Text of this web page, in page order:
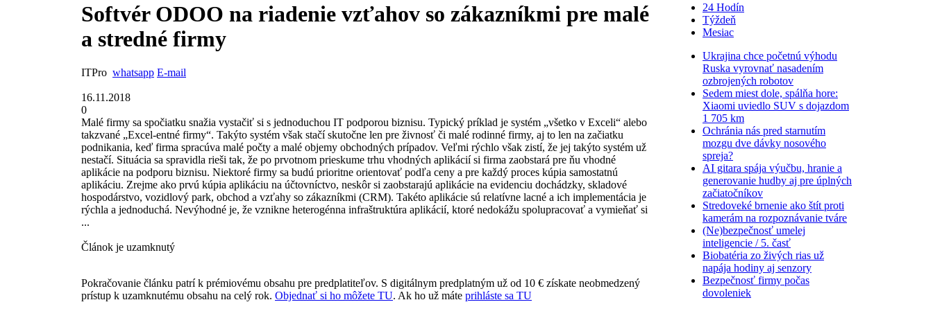
Softvér ODOO na riadenie vzťahov so zákazníkmi pre malé
a stredné firmy
ITPro whatsapp E-mail
16.11.2018
0
Malé firmy sa spočiatku snažia vystačiť si s jednoduchou IT podporou biznisu. Typický príklad je systém „všetko v Exceli“ alebo
takzvané „Excel-entné firmy“. Takýto systém však stačí skutočne len pre živnosť či malé rodinné firmy, aj to len na začiatku
podnikania, keď firma spracúva malé počty a malé objemy obchodných prípadov. Veľmi rýchlo však zistí, že jej takýto systém už
nestačí. Situácia sa spravidla rieši tak, že po prvotnom prieskume trhu vhodných aplikácií si firma zaobstará pre ňu vhodné
aplikácie na podporu biznisu. Niektoré firmy sa budú prioritne orientovať podľa ceny a pre každý proces kúpia samostatnú
aplikáciu. Zrejme ako prvú kúpia aplikáciu na účtovníctvo, neskôr si zaobstarajú aplikácie na evidenciu dochádzky, skladové
hospodárstvo, vozidlový park, obchod a vzťahy so zákazníkmi (CRM). Takéto aplikácie sú relatívne lacné a ich implementácia je
rýchla a jednoduchá. Nevýhodné je, že vznikne heterogénna infraštruktúra aplikácií, ktoré nedokážu spolupracovať a vymieňať si
...
Článok je uzamknutý
Pokračovanie článku patrí k prémiovému obsahu pre predplatiteľov. S digitálnym predplatným už od 10 € získate neobmedzený
prístup k uzamknutému obsahu na celý rok. Objednať si ho môžete TU. Ak ho už máte prihláste sa TU
24 Hodín
Týždeň
Mesiac
Ukrajina chce početnú výhodu
Ruska vyrovnať nasadením
ozbrojených robotov
Sedem miest dole, spálňa hore:
Xiaomi uviedlo SUV s dojazdom
1 705 km
Ochránia nás pred starnutím
mozgu dve dávky nosového
spreja?
AI gitara spája výučbu, hranie a
generovanie hudby aj pre úplných
začiatočníkov
Stredoveké brnenie ako štít proti
kamerám na rozpoznávanie tváre
(Ne)bezpečnosť umelej
inteligencie / 5. časť
Biobatéria zo živých rias už
napája hodiny aj senzory
Bezpečnosť firmy počas
dovoleniek